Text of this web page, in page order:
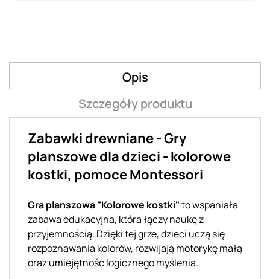
Opis
Szczegóły produktu
Zabawki drewniane - Gry
planszowe dla dzieci - kolorowe
kostki, pomoce Montessori
Gra planszowa "Kolorowe kostki"to wspaniała
zabawa edukacyjna, która łączy naukę z
przyjemnością. Dzięki tej grze, dzieci uczą się
rozpoznawania kolorów, rozwijają motorykę małą
oraz umiejętność logicznego myślenia.